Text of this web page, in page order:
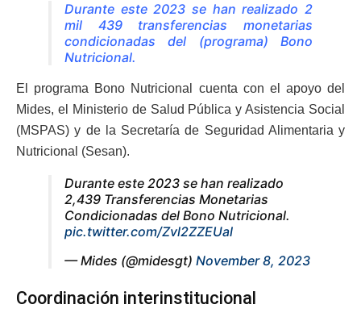
Durante este 2023 se han realizado 2
mil 439 transferencias monetarias
condicionadas del (programa) Bono
Nutricional.
El programa Bono Nutricional cuenta con el apoyo del
Mides, el Ministerio de Salud Pública y Asistencia Social
(MSPAS) y de la Secretaría de Seguridad Alimentaria y
Nutricional (Sesan).
Durante este 2023 se han realizado
2,439 Transferencias Monetarias
Condicionadas del Bono Nutricional.
pic.twitter.com/Zvl2ZZEUal
— Mides (@midesgt) November 8, 2023
Coordinación interinstitucional